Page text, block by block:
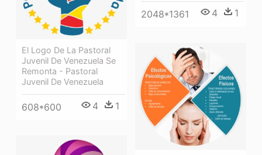
2048*1361 4 1
El Logo De La Pastoral
Juvenil De Venezuela Se
Remonta - Pastoral
Juvenil De Venezuela
608*600 4 1